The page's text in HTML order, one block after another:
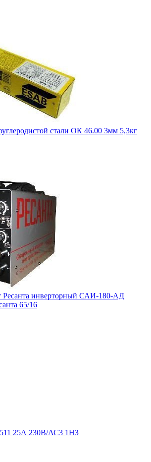
стали ОК 46.00 3мм 5,3кг
Ресанта инверторный САИ-180-АД
65/16
25А 230В/АС3 1НЗ